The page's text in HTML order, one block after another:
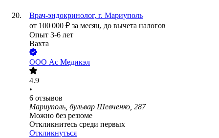
Врач-эндокринолог, г. Мариуполь
от 100 000 ₽ за месяц, до вычета налогов
Опыт 3-6 лет
Вахта
ООО Ас Медикэл
4.9
•
6 отзывов
Мариуполь, бульвар Шевченко, 287
Можно без резюме
Откликнитесь среди первых
Откликнуться